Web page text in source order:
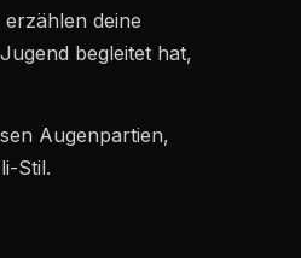
deine
begleitet hat,
Augenpartien,
Stil.